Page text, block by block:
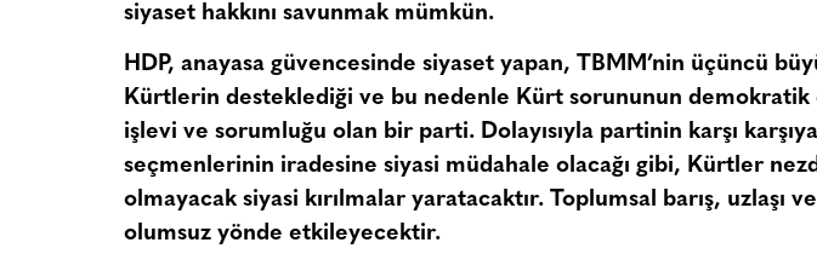
siyaset hakkını savunmak mümkün.
HDP, anayasa güvencesinde siyaset yapan, TBMM’nin üçüncü
Kürtlerin desteklediği ve bu nedenle Kürt sorununun demokratik
işlevi ve sorumluğu olan bir parti. Dolayısıyla partinin karşı
seçmenlerinin iradesine siyasi müdahale olacağı gibi, Kürtler
olmayacak siyasi kırılmalar yaratacaktır. Toplumsal barış, uzlaşı
olumsuz yönde etkileyecektir.